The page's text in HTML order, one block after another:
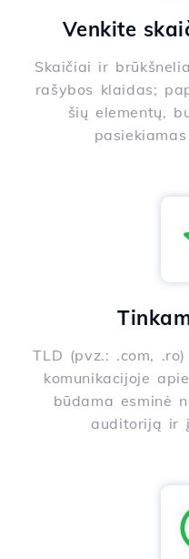
Venkite
Skaičiai ir
rašybos klaidas;
šių elementų,
TLD (pvz.: .com,
komunikacijoje
būdama esminė
auditoriją ir